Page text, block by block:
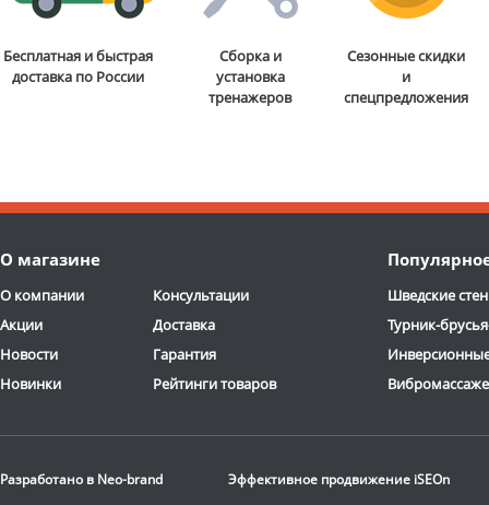
Бесплатная и быстрая
доставка по России
Сборка и
установка
тренажеров
Сезонные скидки
и
спецпредложения
О магазине
О компании
Акции
Новости
Новинки
Консультации
Доставка
Гарантия
Рейтинги товаров
Шведские
Турник-
Разработано в Neo-brand Эффективное продвижение iSEOn